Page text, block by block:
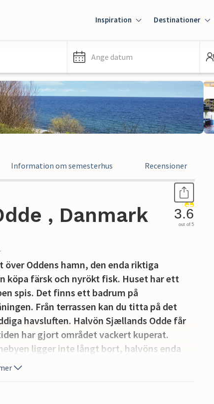
Inspiration Destinationer
Ange datum
Information om semesterhus Recensioner
, Danmark 3.6
out of 5
Oddens hamn, den enda riktiga
köpa färsk och nyrökt fisk. Huset har ett
spis. Det finns ett badrum på
Från terrassen kan du titta på det
havsluften. Halvön Sjællands Odde får
har gjort området vackert kuperat.
ligger inte långt bort, halvöns enda
kan du köpa nyrökt fisk. Om du kommer ut
Sjælland med familjen, något för